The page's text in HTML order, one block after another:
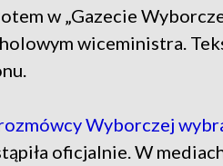
w „Gazecie
wiceministra.
Wyborczej
oficjalnie. W